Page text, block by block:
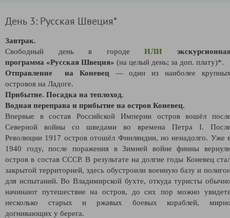
День 3: Русская Швеция*
Завтрак.
Свободный день в городеИЛИ
программа «Русская Швеция» (на целый день; за доп. плату)*.
Отправление на Коневец —один из наиболее
островов на Ладоге.
Прибытие. Посадка на теплоход.
Водная переправа и прибытие на остров Коневец.
Впервые в состав Российской Империи остров вошёл
Северной войны со шведами во времена Петра I.
Революции 1917 остров отошёл Финляндии, но ненадолго. Уже
1940 году, после поражения в Зимней войне финны
остров в состав СССР. В результате на долгие годы Коневец
закрытой территорией, здесь обустроили военную базу и
для испытаний. Во Владимирской бухте, откуда туристы
начинают путешествие на остров, до сих пор можно
несколько старых и ржавых боевых кораблей,
догнивающих у берега.